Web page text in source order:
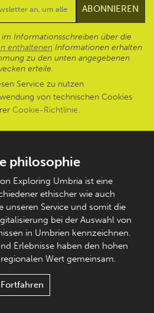
im Informationsschreiben über die
enthaltenen Informationen erhalten
zu den unten angegebenen
erteile.
Service zu nutzen
von technischen Cookies
Cookie-Richtlinie.
philosophie
Exploring Umbria ist eine
ethischer wie auch
unseren Service und somit die
bei der Auswahl von
in Umbrien kennzeichnen.
Erlebnisse haben den hohen
Wert gemeinsam.
Fortfahren